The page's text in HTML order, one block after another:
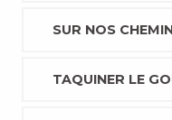
SUR NOS
TAQUINER LE